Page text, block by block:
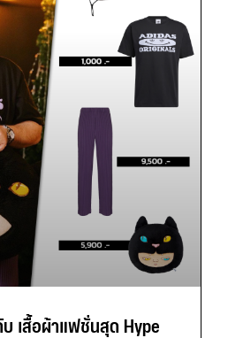
เสื้อผ้าแฟชั่นสุด Hype